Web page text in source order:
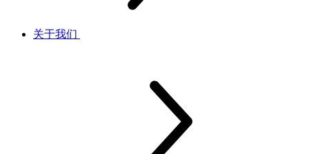
关于我们